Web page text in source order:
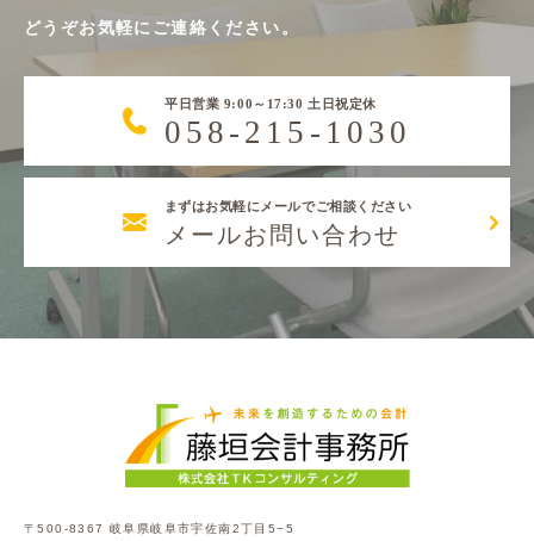
どうぞお気軽にご連絡ください。
平日営業 9:00～17:30 土日祝定休
058-215-1030
まずはお気軽にメールでご相談ください
メールお問い合わせ
〒500-8367 岐阜県岐阜市宇佐南2丁目5−5